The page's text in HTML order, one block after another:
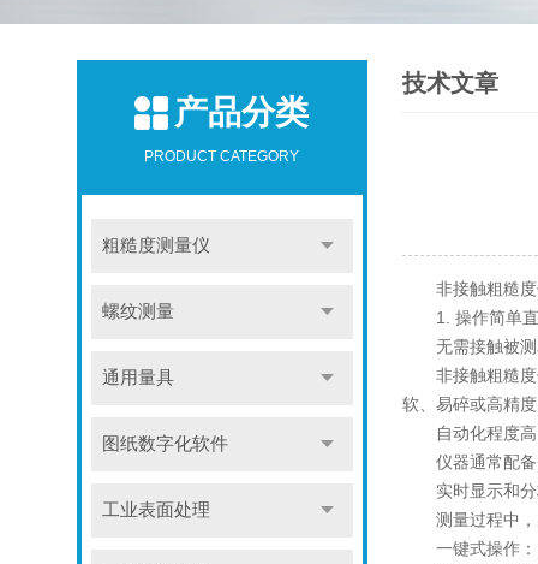
产品分类
PRODUCT CATEGORY
粗糙度测量仪
螺纹测量
通用量具
图纸数字化软件
工业表面处理
技术文章
非接触粗糙度
1. 操作简单直
无需接触被测
非接触粗糙度仪
软、易碎或高精
自动化程度高
仪器通常配备
实时显示和分
测量过程中，
一键式操作：